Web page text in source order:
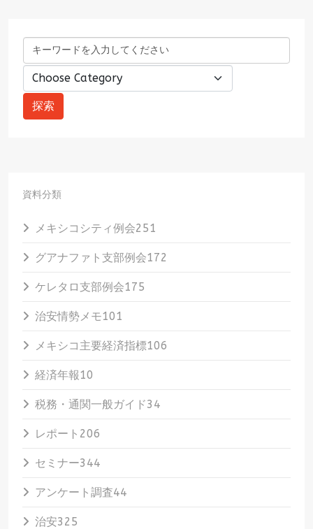
資料分類
メキシコシティ例会251
グアナファト支部例会172
ケレタロ支部例会175
治安情勢メモ101
メキシコ主要経済指標106
経済年報10
税務・通関一般ガイド34
レポート 206
セミナー344
アンケート調査44
治安325